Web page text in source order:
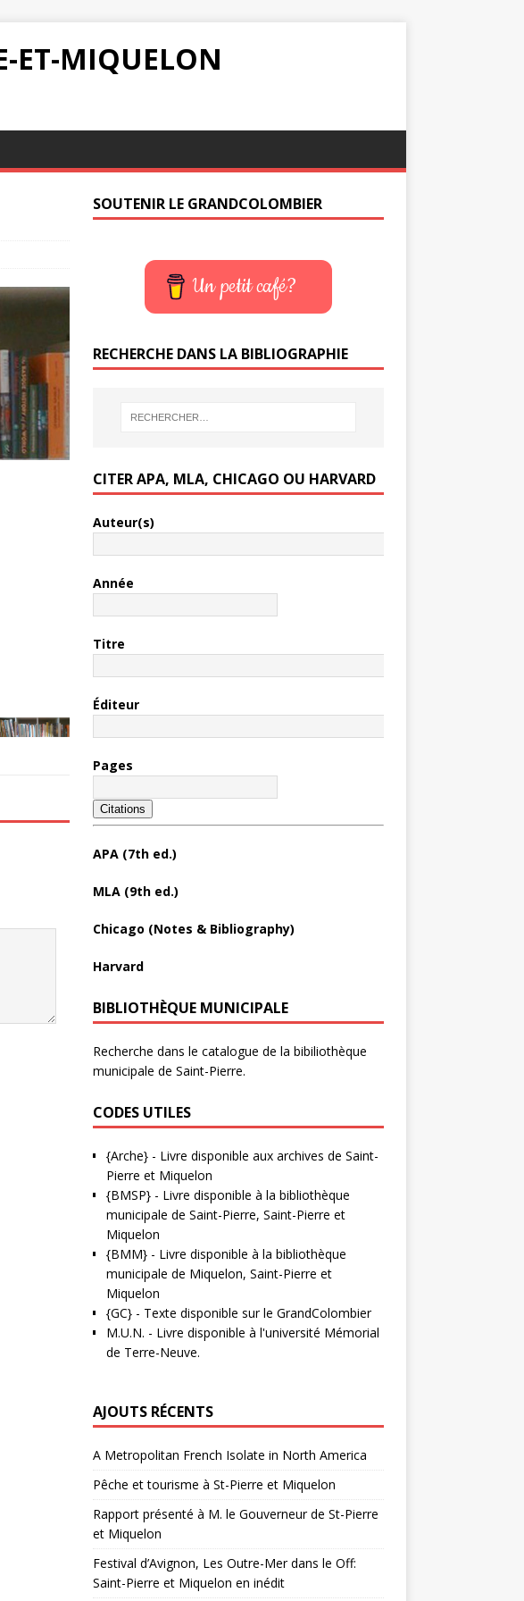
ET-MIQUELON
SOUTENIR LE GRANDCOLOMBIER
Un petit café?
RECHERCHE DANS LA BIBLIOGRAPHIE
CITER APA, MLA, CHICAGO OU HARVARD
Auteur(s)
Année
Titre
Éditeur
Pages
Citations
APA (7th ed.)
MLA (9th ed.)
Chicago (Notes & Bibliography)
Harvard
BIBLIOTHÈQUE MUNICIPALE
Recherche dans le catalogue de la bibiliothèque
municipale de Saint-Pierre.
CODES UTILES
{Arche}- Livre disponible aux archives de Saint-
Pierre et Miquelon
{BMSP}- Livre disponible à la bibliothèque
municipale de Saint-Pierre, Saint-Pierre et
Miquelon
{BMM}- Livre disponible à la bibliothèque
municipale de Miquelon, Saint-Pierre et
Miquelon
{GC}- Texte disponible sur le GrandColombier
M.U.N. - Livre disponible à l'université Mémorial
de Terre-Neuve.
AJOUTS RÉCENTS
A Metropolitan French Isolate in North America
Pêche et tourisme à St-Pierre et Miquelon
Rapport présenté à M. le Gouverneur de St-Pierre
et Miquelon
Festival d’Avignon, Les Outre-Mer dans le Off:
Saint-Pierre et Miquelon en inédit